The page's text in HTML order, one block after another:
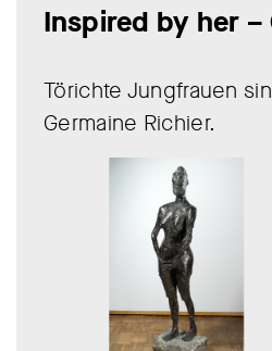
Inspired by her –
Törichte Jungfrauen
Germaine Richier.